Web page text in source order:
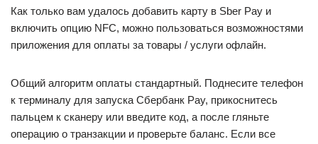
Как только вам удалось добавить карту в Sber Pay и
включить опцию NFC, можно пользоваться возможностями
приложения для оплаты за товары / услуги офлайн.
Общий алгоритм оплаты стандартный. Поднесите телефон
к терминалу для запуска Сбербанк Pay, прикоснитесь
пальцем к сканеру или введите код, а после гляньте
операцию о транзакции и проверьте баланс. Если все